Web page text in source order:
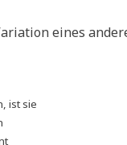
eines
ist sie